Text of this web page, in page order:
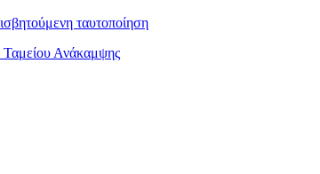
ταυτοποίηση
Ταμείου Ανάκαμψης